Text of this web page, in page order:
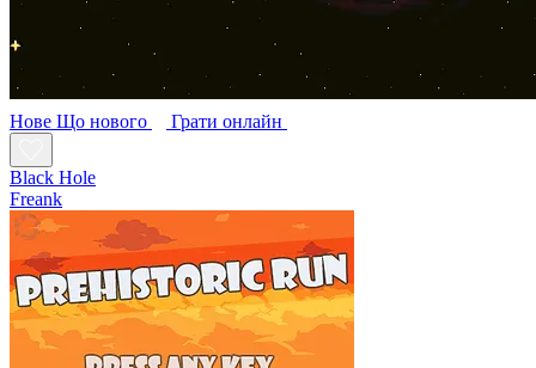
Нове Що нового Грати онлайн
Black Hole
Freank